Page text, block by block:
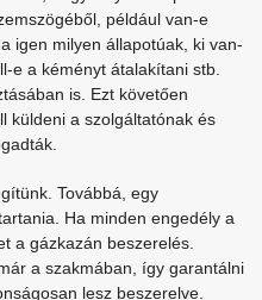
például van-e
igen milyen állapotúak, ki van-
e a kéményt átalakítani stb.
is. Ezt követően
küldeni a szolgáltatónak és
Továbbá, egy
Ha minden engedély a
a gázkazán beszerelés.
a szakmában, így garantálni
lesz beszerelve.